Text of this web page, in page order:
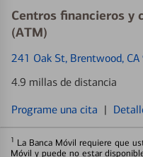
Centros financieros y
(ATM)
241 Oak St, Brentwood,
4.9 millas de distancia
Programe una cita |
1 La Banca Móvil requiere que
Móvil y puede no estar